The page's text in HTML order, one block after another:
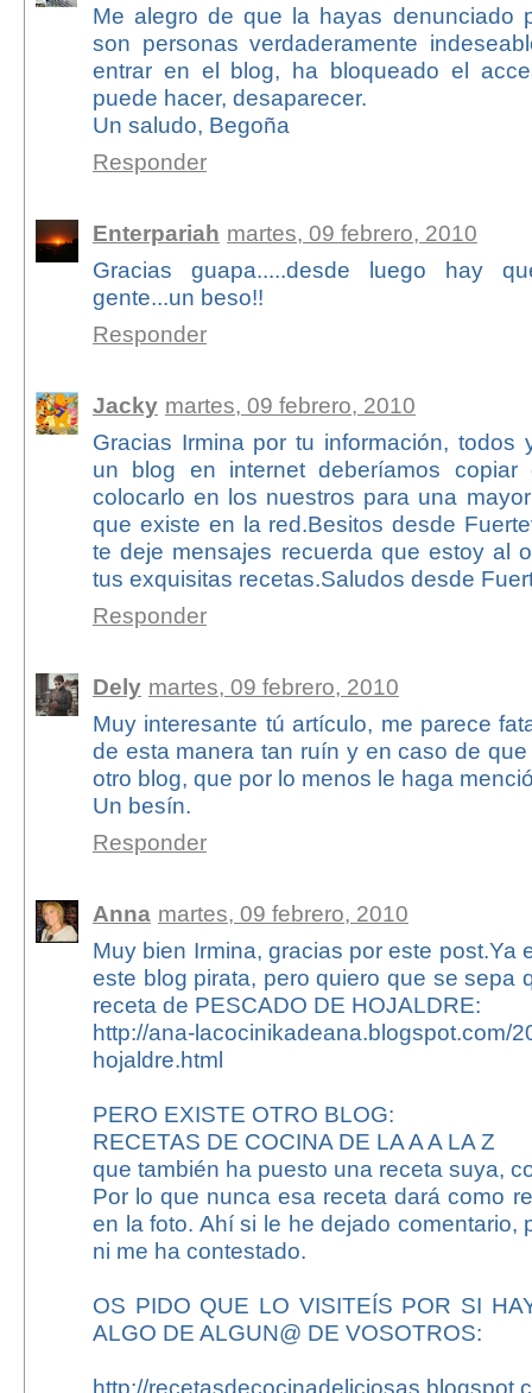
Me alegro de que la hayas denunciado
son personas verdaderamente
entrar en el blog, ha bloqueado el
puede hacer, desaparecer.
Un saludo, Begoña
Responder
Enterpariah martes, 09 febrero, 2010
Gracias guapa.....desde luego hay
gente...un beso!!
Responder
Jacky martes, 09 febrero, 2010
Gracias Irmina por tu información, todos
un blog en internet deberíamos
colocarlo en los nuestros para una
que existe en la red.Besitos desde
te deje mensajes recuerda que estoy al
tus exquisitas recetas.Saludos desde
Responder
Dely martes, 09 febrero, 2010
Muy interesante tú artículo, me parece
de esta manera tan ruín y en caso de
otro blog, que por lo menos le haga
Un besín.
Responder
Anna martes, 09 febrero, 2010
Muy bien Irmina, gracias por este post.Ya
este blog pirata, pero quiero que se sepa
receta de PESCADO DE HOJALDRE:
http://ana-lacocinikadeana.blogspot.com/
hojaldre.html
PERO EXISTE OTRO BLOG:
RECETAS DE COCINA DE LA A A LA Z
que también ha puesto una receta suya,
Por lo que nunca esa receta dará como
en la foto. Ahí si le he dejado comentario,
ni me ha contestado.
OS PIDO QUE LO VISITEÍS POR SI
ALGO DE ALGUN@ DE VOSOTROS:
http://